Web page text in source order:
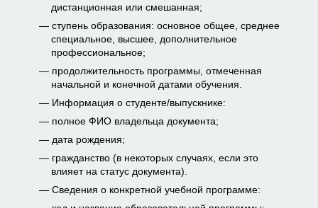
дистанционная или смешанная;
ступень образования: основное общее, среднее
специальное, высшее, дополнительное
профессиональное;
продолжительность программы, отмеченная
начальной и конечной датами обучения.
Информация о студенте/выпускнике:
полное ФИО владельца документа;
дата рождения;
гражданство (в некоторых случаях, если это
влияет на статус документа).
Сведения о конкретной учебной программе: